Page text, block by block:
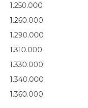
1.250.000
1.260.000
1.290.000
1.310.000
1.330.000
1.340.000
1.360.000